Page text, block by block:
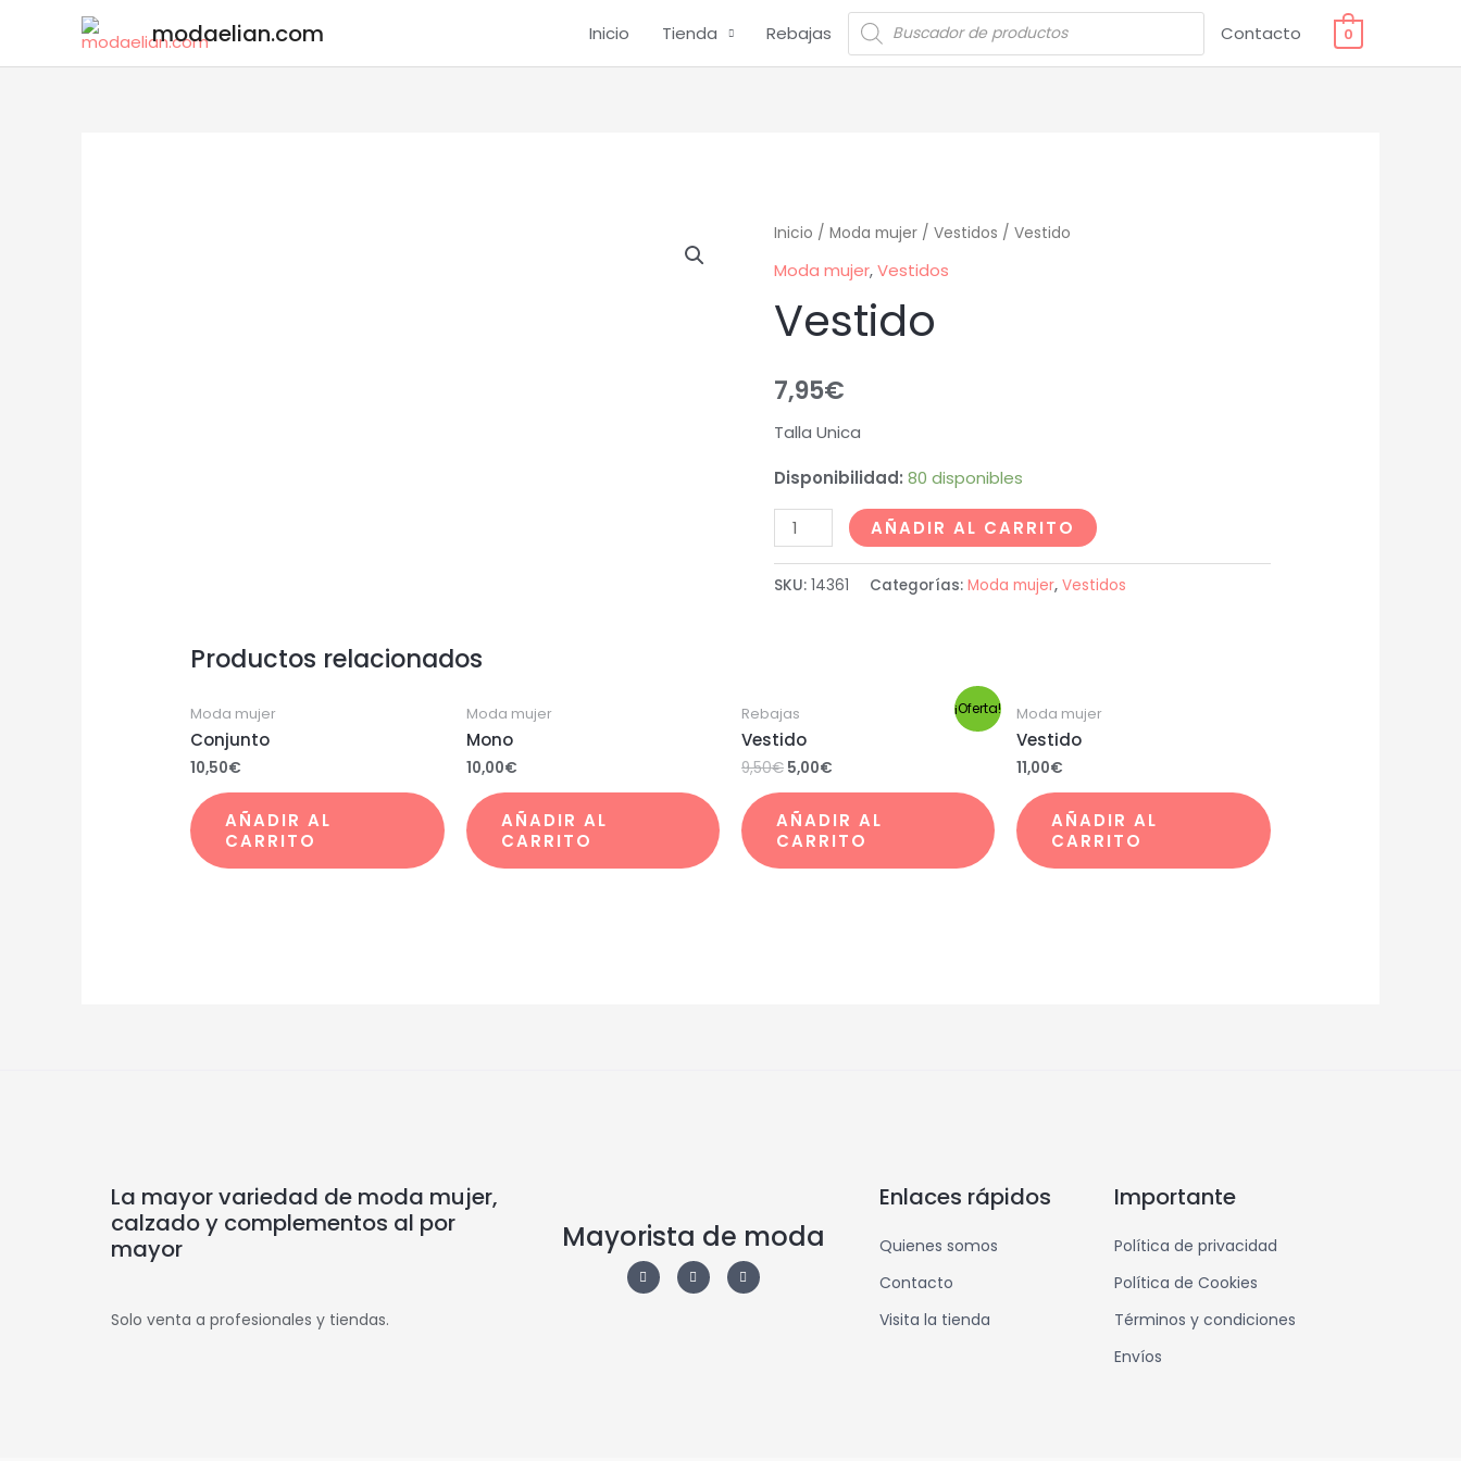
modaelian.com Inicio Tienda Rebajas Contacto 0
Inicio / Moda mujer/ Vestidos / Vestido
Moda mujer,Vestidos
Vestido
7,95€
Talla Unica
Disponibilidad: 80 disponibles
AÑADIR AL CARRITO
SKU: 14361 Categorías: Moda mujer, Vestidos
Productos relacionados
Moda mujer
Conjunto
10,50€
AÑADIR AL
CARRITO
Moda mujer
Mono
10,00€
AÑADIR AL
CARRITO
¡Oferta!
Rebajas
Vestido
9,50€ 5,00€
AÑADIR AL
CARRITO
Moda mujer
Vestido
11,00€
AÑADIR AL
CARRITO
La mayor variedad de moda mujer,
calzado y complementos al por
mayor
Solo venta a profesionales y tiendas.
Mayorista de moda
Enlaces rápidos
Quienes somos
Contacto
Visita la tienda
Importante
Política de privacidad
Política de Cookies
Términos y condiciones
Envíos